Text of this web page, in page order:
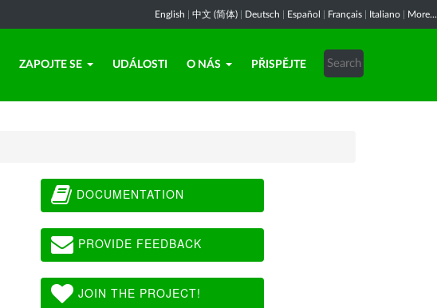
English 中文 (简体) Deutsch Español Français Italiano More...
ZAPOJTE SE UDÁLOSTI O NÁS PŘISPĚJTE
DOCUMENTATION
PROVIDE FEEDBACK
JOIN THE PROJECT!